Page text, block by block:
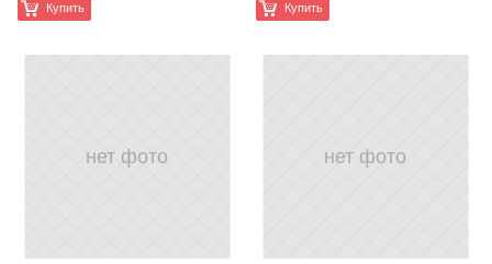
Купить Купить
нет фото нет фото